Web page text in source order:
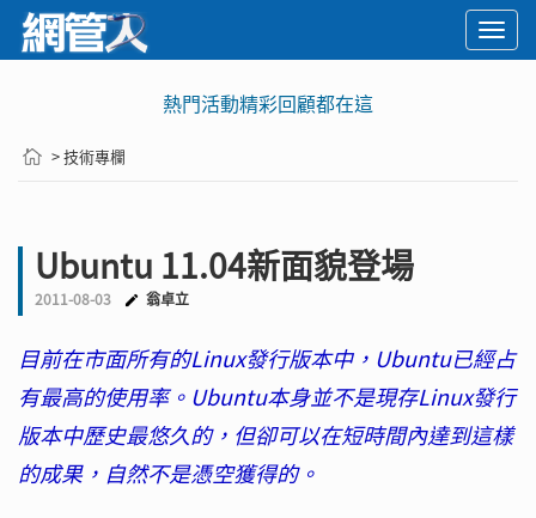
熱門活動精彩回顧都在這
> 技術專欄
Ubuntu 11.04新面貌登場
2011-08-03 翁卓立
目前在市面所有的Linux發行版本中，Ubuntu已經占
有最高的使用率。Ubuntu本身並不是現存Linux發行
版本中歷史最悠久的，但卻可以在短時間內達到這樣
的成果，自然不是憑空獲得的。